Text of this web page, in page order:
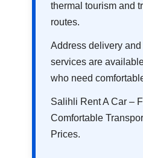
thermal tourism and
routes.
Address delivery and
services are
who need
Salihli Rent A Car –
Comfortable
Prices.